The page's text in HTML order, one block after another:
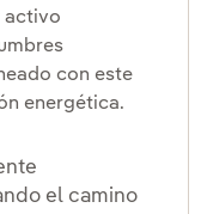
activo
con este
energética.
el camino